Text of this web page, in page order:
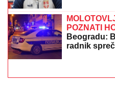
POZNATI
Beogradu:
radnik